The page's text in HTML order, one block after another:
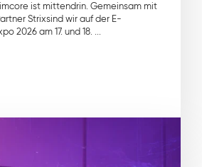
ist mittendrin. Gemeinsam mit
Strixsind wir auf der E-
2026 am 17. und 18. ...